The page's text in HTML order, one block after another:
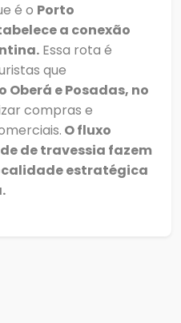
é o Porto
a conexão
Essa rota é
que
Oberá e Posadas, no
compras e
O fluxo
de travessia fazem
estratégica